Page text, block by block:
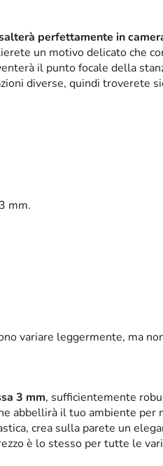
perfettamente in
un motivo delicato che
il punto focale della
diverse, quindi troverete
mm.
variare leggermente, ma
3 mm, sufficientemente
abbellirà il tuo ambiente per
crea sulla parete un
è lo stesso per tutte le